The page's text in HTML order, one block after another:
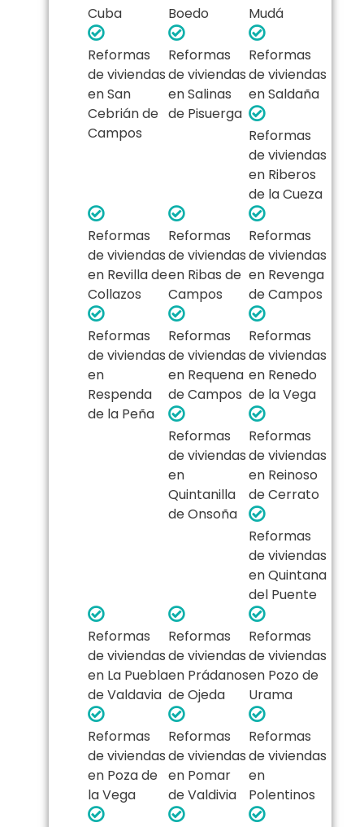
Cuba
Boedo
Mudá
Reformas
de viviendas
en San
Cebrián de
Campos
Reformas
de viviendas
en Salinas
de Pisuerga
Reformas
de viviendas
en Saldaña
Reformas
de viviendas
en Riberos
de la Cueza
Reformas
de viviendas
en Revilla de
Collazos
Reformas
de viviendas
en Ribas de
Campos
Reformas
de viviendas
en Revenga
de Campos
Reformas
de viviendas
en
Respenda
de la Peña
Reformas
de viviendas
en Requena
de Campos
Reformas
de viviendas
en Renedo
de la Vega
Reformas
de viviendas
en
Quintanilla
de Onsoña
Reformas
de viviendas
en Reinoso
de Cerrato
Reformas
de viviendas
en Quintana
del Puente
Reformas
de viviendas
en La Puebla
de Valdavia
Reformas
de viviendas
en Prádanos
de Ojeda
Reformas
de viviendas
en Pozo de
Urama
Reformas
de viviendas
en Poza de
la Vega
Reformas
de viviendas
en Pomar
de Valdivia
Reformas
de viviendas
en
Polentinos